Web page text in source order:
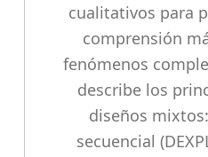
cualitativos para
comprensión
fenómenos
describe los
diseños
secuencial